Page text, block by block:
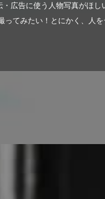
広告に使う人物写真がほし
てみたい！とにかく、人